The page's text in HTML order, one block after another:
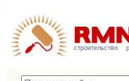
строительство